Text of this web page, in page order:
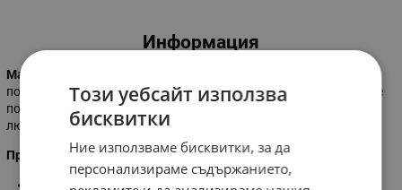
Информация
Маска за плуване Dominator
под водата за всички над 14 годишна възраст. Гарантирано ще
получите удобство и защита, докато се наслаждавате на
любимия спорт.
Предимства:
отделни лещи
Този уебсайт използва
бисквитки
Ние използваме бисквитки, за да
персонализираме съдържанието,